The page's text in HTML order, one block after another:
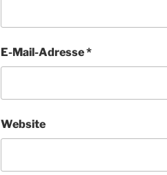
E-Mail-Adresse*
Website